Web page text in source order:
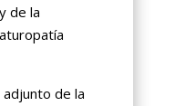
de la
de la